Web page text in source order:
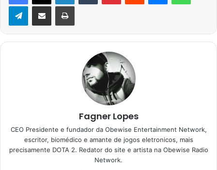
TelegramCompartilhar via e-mail Imprimir
Fagner Lopes
CEO Presidente e fundador da Obewise Entertainment Network,
escritor, biomédico e amante de jogos eletronicos, mais
precisamente DOTA 2. Redator do site e artista na Obewise Radio
Network.